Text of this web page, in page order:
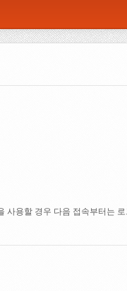
용할 경우 다음 접속부터는